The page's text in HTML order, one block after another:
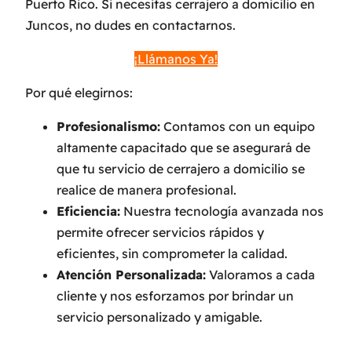
Puerto Rico. Si necesitas cerrajero a domicilio en
Juncos, no dudes en contactarnos.
¡Llámanos Ya!
Por qué elegirnos:
Profesionalismo: Contamos con un equipo
altamente capacitado que se asegurará de
que tu servicio de cerrajero a domicilio se
realice de manera profesional.
Eficiencia: Nuestra tecnología avanzada nos
permite ofrecer servicios rápidos y
eficientes, sin comprometer la calidad.
Atención Personalizada: Valoramos a cada
cliente y nos esforzamos por brindar un
servicio personalizado y amigable.